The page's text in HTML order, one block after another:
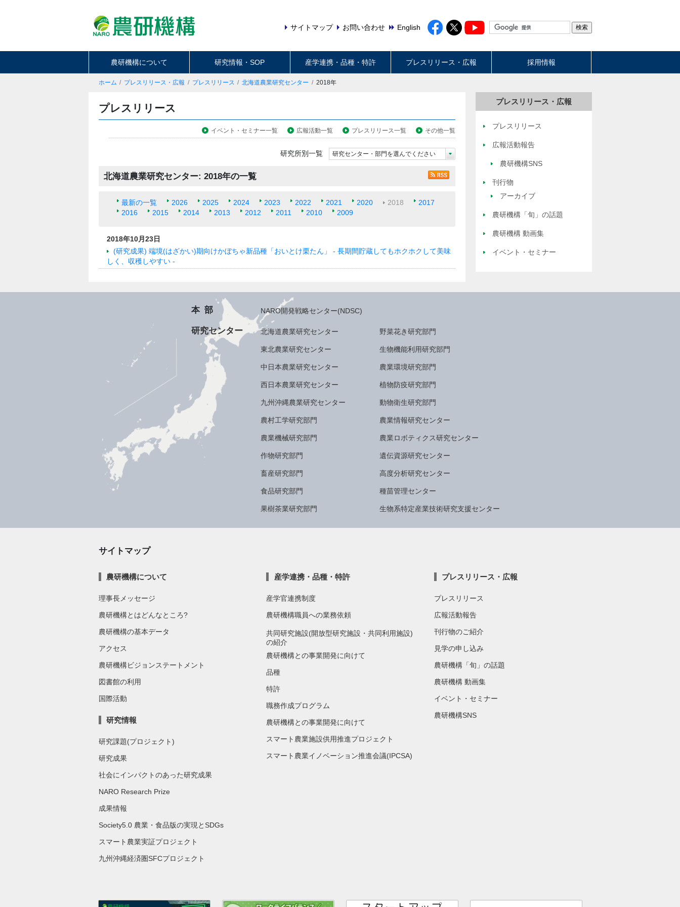
サイトマップ お問い合わせ English
農研機構について 研究情報・SOP 産学連携・品種・特許 プレスリリース・広報 採用情報
ホーム プレスリリース・広報 プレスリリース 北海道農業研究センター 2018年
プレスリリース
イベント・セミナー一覧 広報活動一覧 プレスリリース一覧 その他一覧
研究所別一覧 研究センター・部門を選んでください
北海道農業研究センター: 2018年の一覧
最新の一覧 2026 2025 2024 2023 2022 2021 2020 2018
2017
2016
2015 2014 2013 2012 2011 2010 2009
2018年10月23日
(研究成果) 端境(はざかい)期向けかぼちゃ新品種「おいとけ栗たん」 - 長期間貯蔵してもホクホクして美味
しく、収穫しやすい -
プレスリリース・広報
プレスリリース
広報活動報告
農研機構SNS
刊行物
アーカイブ
農研機構「旬」の話題
農研機構 動画集
イベント・セミナー
本部 NARO開発戦略センター(NDSC)
研究センター 北海道農業研究センター
東北農業研究センター
中日本農業研究センター
西日本農業研究センター
九州沖縄農業研究センター
農村工学研究部門
農業機械研究部門
作物研究部門
畜産研究部門
食品研究部門
果樹茶業研究部門
野菜花き研究部門
生物機能利用研究部門
農業環境研究部門
植物防疫研究部門
動物衛生研究部門
農業情報研究センター
農業ロボティクス研究センター
遺伝資源研究センター
高度分析研究センター
種苗管理センター
生物系特定産業技術研究支援センター
サイトマップ
農研機構について
理事長メッセージ
農研機構とはどんなところ?
農研機構の基本データ
アクセス
農研機構ビジョンステートメント
図書館の利用
国際活動
研究情報
研究課題(プロジェクト)
研究成果
社会にインパクトのあった研究成果
NARO Research Prize
成果情報
Society5.0 農業・食品版の実現とSDGs
スマート農業実証プロジェクト
九州沖縄経済圏SFCプロジェクト
産学連携・品種・特許
産学官連携制度
農研機構職員への業務依頼
共同研究施設(開放型研究施設・共同利用施設)
の紹介
農研機構との事業開発に向けて
品種
特許
職務作成プログラム
農研機構との事業開発に向けて
スマート農業施設供用推進プロジェクト
スマート農業イノベーション推進会議(IPCSA)
プレスリリース・広報
プレスリリース
広報活動報告
刊行物のご紹介
見学の申し込み
農研機構「旬」の話題
農研機構 動画集
イベント・セミナー
農研機構SNS